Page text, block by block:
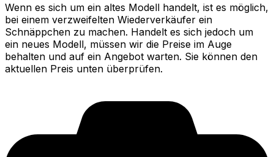
Wenn es sich um ein altes Modell handelt, ist es möglich,
bei einem verzweifelten Wiederverkäufer ein
Schnäppchen zu machen. Handelt es sich jedoch um
ein neues Modell, müssen wir die Preise im Auge
behalten und auf ein Angebot warten. Sie können den
aktuellen Preis unten überprüfen.